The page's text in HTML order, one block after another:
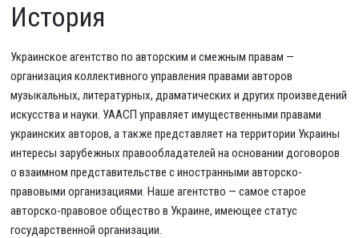
История
Украинское агентство по авторским и смежным правам —
организация коллективного управления правами авторов
музыкальных, литературных, драматических и других произведений
искусства и науки. УААСП управляет имущественными правами
украинских авторов, а также представляет на территории Украины
интересы зарубежных правообладателей на основании договоров
о взаимном представительстве с иностранными авторско-
правовыми организациями. Наше агентство — самое старое
авторско-правовое общество в Украине, имеющее статус
государственной организации.